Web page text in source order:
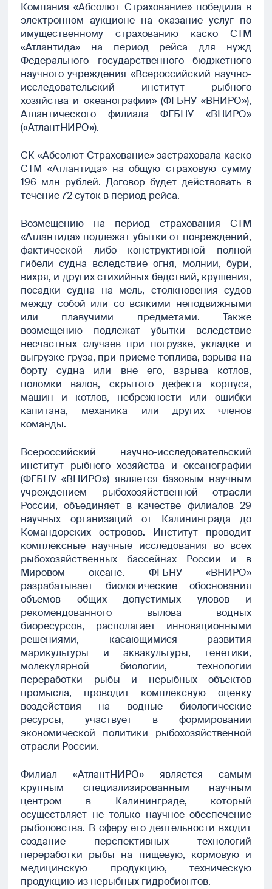
Компания «Абсолют Страхование» победила в
электронном аукционе на оказание услуг по
имущественному страхованию каско СТМ
«Атлантида» на период рейса для нужд
Федерального государственного бюджетного
научного учреждения «Всероссийский научно-
исследовательский институт рыбного
хозяйства и океанографии» (ФГБНУ «ВНИРО»),
Атлантического филиала ФГБНУ «ВНИРО»
(«АтлантНИРО»).
СК «Абсолют Страхование» застраховала каско
СТМ «Атлантида» на общую страховую сумму
196 млн рублей. Договор будет действовать в
течение 72 суток в период рейса.
Возмещению на период страхования СТМ
«Атлантида» подлежат убытки от повреждений,
фактической либо конструктивной полной
гибели судна вследствие огня, молнии, бури,
вихря, и других стихийных бедствий, крушения,
посадки судна на мель, столкновения судов
между собой или со всякими неподвижными
или плавучими предметами. Также
возмещению подлежат убытки вследствие
несчастных случаев при погрузке, укладке и
выгрузке груза, при приеме топлива, взрыва на
борту судна или вне его, взрыва котлов,
поломки валов, скрытого дефекта корпуса,
машин и котлов, небрежности или ошибки
капитана, механика или других членов
команды.
Всероссийский научно-исследовательский
институт рыбного хозяйства и океанографии
(ФГБНУ «ВНИРО») является базовым научным
учреждением рыбохозяйственной отрасли
России, объединяет в качестве филиалов 29
научных организаций от Калининграда до
Командорских островов. Институт проводит
комплексные научные исследования во всех
рыбохозяйственных бассейнах России и в
Мировом океане. ФГБНУ «ВНИРО»
разрабатывает биологические обоснования
объемов общих допустимых уловов и
рекомендованного вылова водных
биоресурсов, располагает инновационными
решениями, касающимися развития
марикультуры и аквакультуры, генетики,
молекулярной биологии, технологии
переработки рыбы и нерыбных объектов
промысла, проводит комплексную оценку
воздействия на водные биологические
ресурсы, участвует в формировании
экономической политики рыбохозяйственной
отрасли России.
Филиал «АтлантНИРО» является самым
крупным специализированным научным
центром в Калининграде, который
осуществляет не только научное обеспечение
рыболовства. В сферу его деятельности входит
создание перспективных технологий
переработки рыбы на пищевую, кормовую и
медицинскую продукцию, техническую
продукцию из нерыбных гидробионтов.